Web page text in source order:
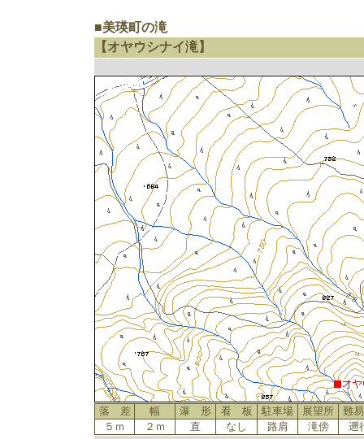
■美瑛町の滝
【オヤウシナイ滝】
落 差 幅 瀑 形 看 板 駐車場 展望所
難
５ｍ
２ｍ 直 なし 路肩 滝傍 遡